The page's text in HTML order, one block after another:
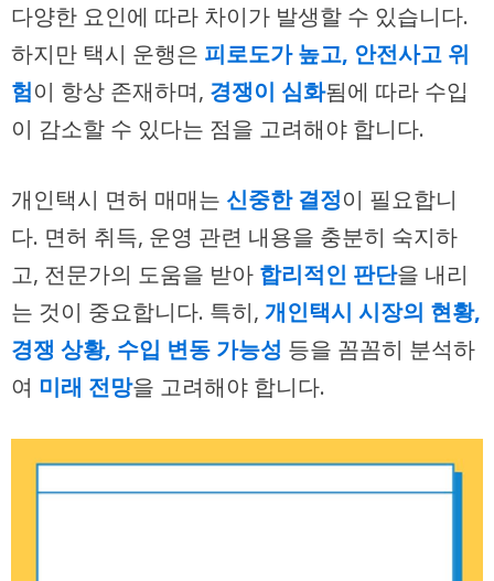
다양한 요인에 따라 차이가 발생할 수 있습니다.
하지만 택시 운행은 피로도가 높고, 안전사고 위
험이 항상 존재하며, 경쟁이 심화됨에 따라 수입
이 감소할 수 있다는 점을 고려해야 합니다.
개인택시 면허 매매는 신중한 결정이 필요합니
다. 면허 취득, 운영 관련 내용을 충분히 숙지하
고, 전문가의 도움을 받아 합리적인 판단을 내리
는 것이 중요합니다. 특히, 개인택시 시장의 현황,
경쟁 상황, 수입 변동 가능성 등을 꼼꼼히 분석하
여 미래 전망을 고려해야 합니다.